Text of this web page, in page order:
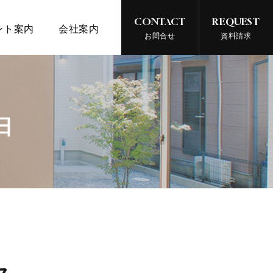
ト案内 会社案内
CONTACT
お問合せ
REQUEST
資料請求